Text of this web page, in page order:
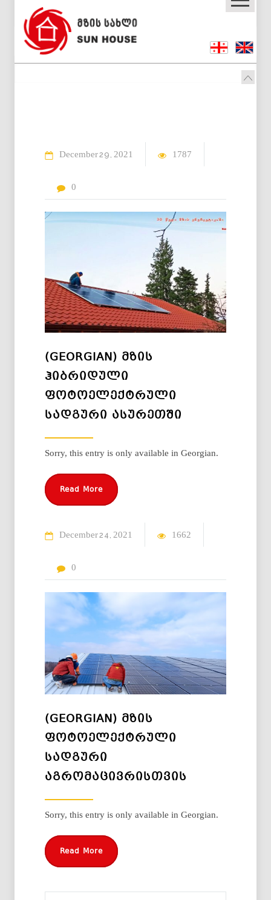
December29 2021 1787
0
(GEORGIAN) ᲛᲖᲘᲡ
ᲰᲘᲑᲠᲘᲓᲣᲚᲘ
ᲤᲝᲢᲝᲔᲚᲔᲥᲢᲠᲣᲚᲘ
ᲡᲐᲓᲒᲣᲠᲘ ᲐᲡᲣᲠᲔᲗᲨᲘ
Sorry, this entry is only available in Georgian.
Read More
December24 2021 1662
0
(GEORGIAN) ᲛᲖᲘᲡ
ᲤᲝᲢᲝᲔᲚᲔᲥᲢᲠᲣᲚᲘ
ᲡᲐᲓᲒᲣᲠᲘ
ᲐᲒᲠᲝᲛᲐᲪᲘᲕᲠᲘᲡᲗᲕᲘᲡ
Sorry, this entry is only available in Georgian.
Read More